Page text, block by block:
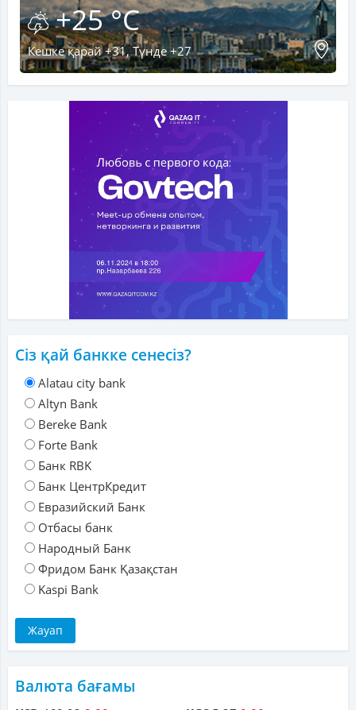
+25 °C
Кешке қарай +31, Түнде +27
Сіз қай банкке сенесіз?
Alatau city bank
Altyn Bank
Bereke Bank
Forte Bank
Банк RBK
Банк ЦентрКредит
Евразийский Банк
Отбасы банк
Народный Банк
Фридом Банк Қазақстан
Kaspi Bank
Валюта бағамы